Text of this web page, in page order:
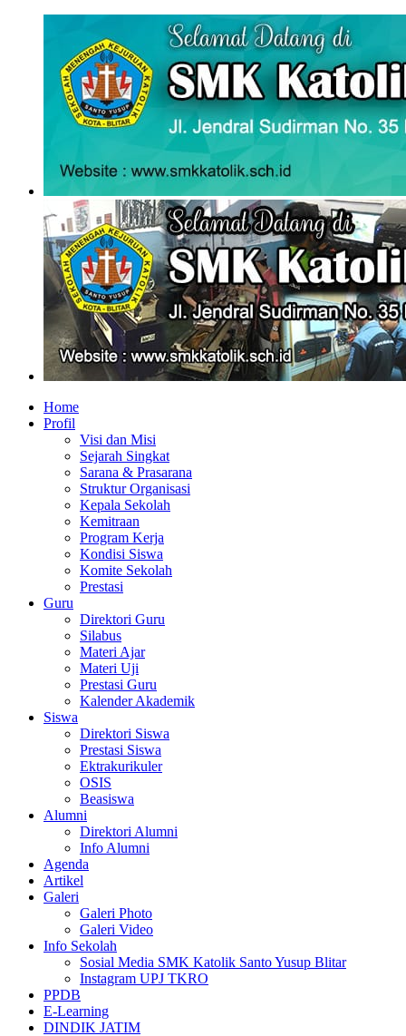
Home
Profil
Visi dan Misi
Sejarah Singkat
Sarana & Prasarana
Struktur Organisasi
Kepala Sekolah
Kemitraan
Program Kerja
Kondisi Siswa
Komite Sekolah
Prestasi
Guru
Direktori Guru
Silabus
Materi Ajar
Materi Uji
Prestasi Guru
Kalender Akademik
Siswa
Direktori Siswa
Prestasi Siswa
Ektrakurikuler
OSIS
Beasiswa
Alumni
Direktori Alumni
Info Alumni
Agenda
Artikel
Galeri
Galeri Photo
Galeri Video
Info Sekolah
Sosial Media SMK Katolik Santo Yusup Blitar
Instagram UPJ TKRO
PPDB
E-Learning
DINDIK JATIM